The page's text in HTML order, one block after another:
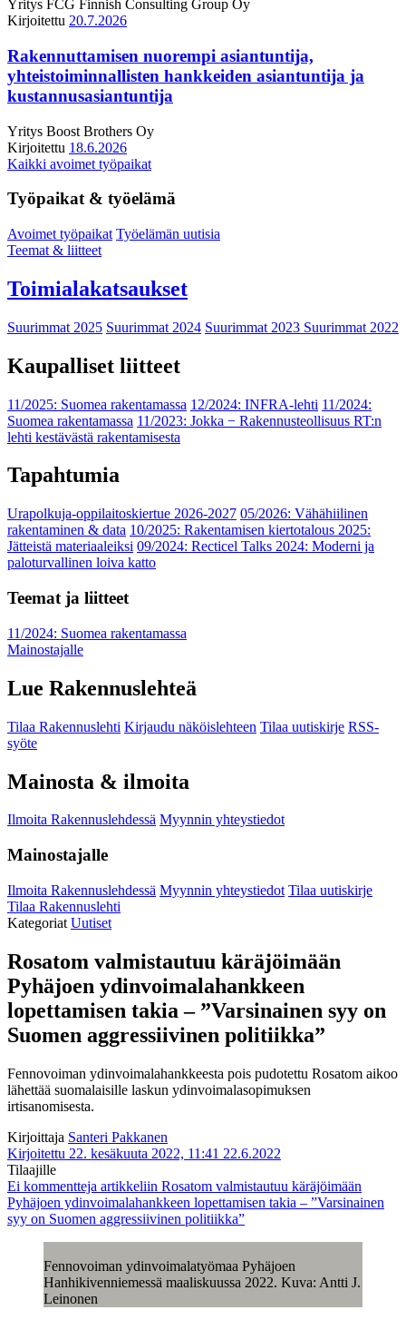
Yritys FCG Finnish Consulting Group Oy
Kirjoitettu 20.7.2026
Rakennuttamisen nuorempi asiantuntija,
yhteistoiminnallisten hankkeiden asiantuntija ja
kustannusasiantuntija
Yritys Boost Brothers Oy
Kirjoitettu 18.6.2026
Kaikki avoimet työpaikat
Työpaikat & työelämä
Avoimet työpaikat Työelämän uutisia
Teemat & liitteet
Toimialakatsaukset
Suurimmat 2025 Suurimmat 2024 Suurimmat 2023 Suurimmat 2022
Kaupalliset liitteet
11/2025: Suomea rakentamassa 12/2024: INFRA-lehti 11/2024:
Suomea rakentamassa 11/2023: Jokka − Rakennusteollisuus RT:n
lehti kestävästä rakentamisesta
Tapahtumia
Urapolkuja-oppilaitoskiertue 2026-2027 05/2026: Vähähiilinen
rakentaminen & data 10/2025: Rakentamisen kiertotalous 2025:
Jätteistä materiaaleiksi 09/2024: Recticel Talks 2024: Moderni ja
paloturvallinen loiva katto
Teemat ja liitteet
11/2024: Suomea rakentamassa
Mainostajalle
Lue Rakennuslehteä
Tilaa Rakennuslehti Kirjaudu näköislehteen Tilaa uutiskirje RSS-
syöte
Mainosta & ilmoita
Ilmoita Rakennuslehdessä Myynnin yhteystiedot
Mainostajalle
Ilmoita Rakennuslehdessä Myynnin yhteystiedot Tilaa uutiskirje
Tilaa Rakennuslehti
Kategoriat Uutiset
Rosatom valmistautuu käräjöimään
Pyhäjoen ydinvoimalahankkeen
lopettamisen takia – ”Varsinainen syy on
Suomen aggressiivinen politiikka”
Fennovoiman ydinvoimalahankkeesta pois pudotettu Rosatom aikoo
lähettää suomalaisille laskun ydinvoimalasopimuksen
irtisanomisesta.
Kirjoittaja Santeri Pakkanen
Kirjoitettu 22. kesäkuuta 2022, 11:41 22.6.2022
Tilaajille
Ei kommentteja artikkeliin Rosatom valmistautuu käräjöimään
Pyhäjoen ydinvoimalahankkeen lopettamisen takia – ”Varsinainen
syy on Suomen aggressiivinen politiikka”
Fennovoiman ydinvoimalatyömaa Pyhäjoen
Hanhikivenniemessä maaliskuussa 2022. Kuva: Antti J.
Leinonen